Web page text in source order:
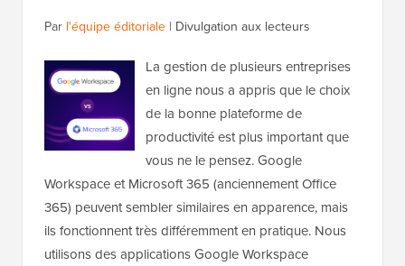
Par l'équipe éditoriale | Divulgation aux lecteurs
La gestion de plusieurs entreprises
en ligne nous a appris que le choix
de la bonne plateforme de
productivité est plus important que
vous ne le pensez. Google
Workspace et Microsoft 365 (anciennement Office
365) peuvent sembler similaires en apparence, mais
ils fonctionnent très différemment en pratique. Nous
utilisons des applications Google Workspace